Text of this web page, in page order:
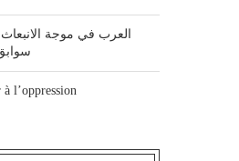
العرب في موجة
l’oppression